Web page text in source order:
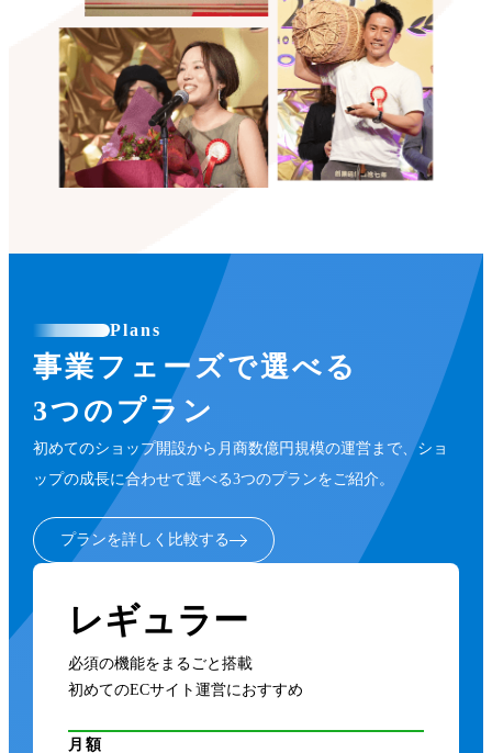
Plans
事業フェーズで選べる
3つのプラン
初めてのショップ開設から月商数億円規模の運営まで、ショ
ップの成長に合わせて選べる3つのプランをご紹介。
プランを詳しく比較する
レギュラー
必須の機能をまるごと搭載
初めてのECサイト運営におすすめ
月額